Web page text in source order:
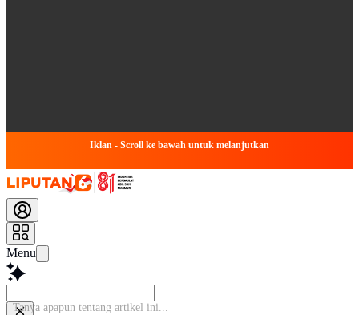
Iklan - Scroll ke bawah untuk melanjutkan
Menu
Ba